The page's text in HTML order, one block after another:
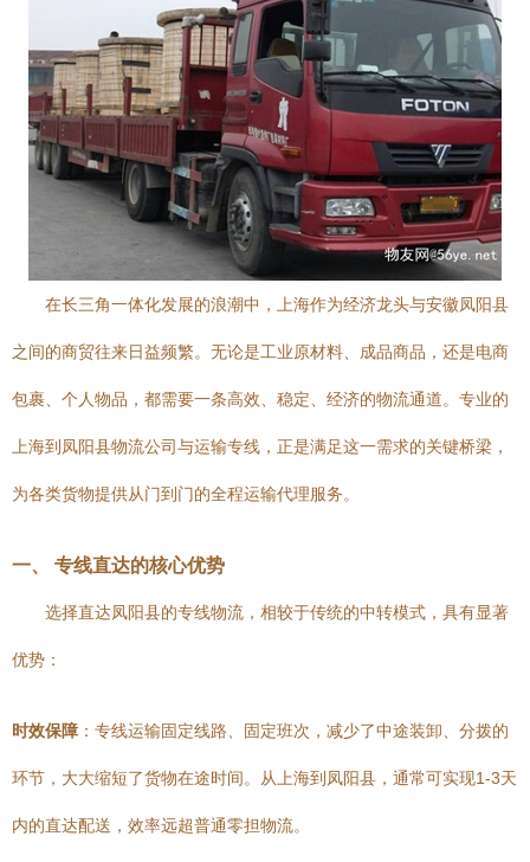
在长三角一体化发展的浪潮中，上海作为经济龙头与安徽凤阳县
之间的商贸往来日益频繁。无论是工业原材料、成品商品，还是电商
包裹、个人物品，都需要一条高效、稳定、经济的物流通道。专业的
上海到凤阳县物流公司与运输专线，正是满足这一需求的关键桥梁，
为各类货物提供从门到门的全程运输代理服务。
一、 专线直达的核心优势
选择直达凤阳县的专线物流，相较于传统的中转模式，具有显著
优势：
时效保障 ：专线运输固定线路、固定班次，减少了中途装卸、分拨的
环节，大大缩短了货物在途时间。从上海到凤阳县，通常可实现1-3天
内的直达配送，效率远超普通零担物流。